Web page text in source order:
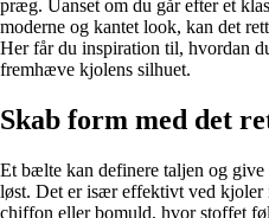
præg. Uanset om du går efter et
moderne og kantet look, kan det
Her får du inspiration til, hvordan
fremhæve kjolens silhuet.
Skab form med det
Et bælte kan definere taljen og
løst. Det er især effektivt ved kjoler
chiffon eller bomuld, hvor stoffet